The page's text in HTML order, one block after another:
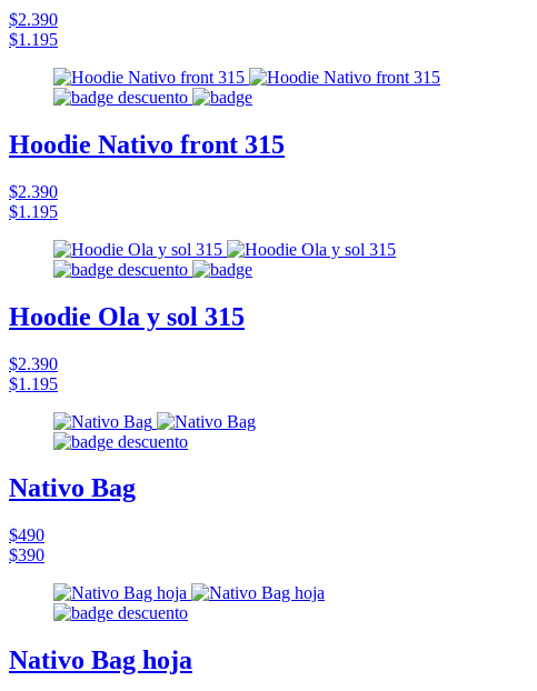
$2.390
$1.195
Hoodie Nativo front 315
$2.390
$1.195
Hoodie Ola y sol 315
$2.390
$1.195
Nativo Bag
$490
$390
Nativo Bag hoja